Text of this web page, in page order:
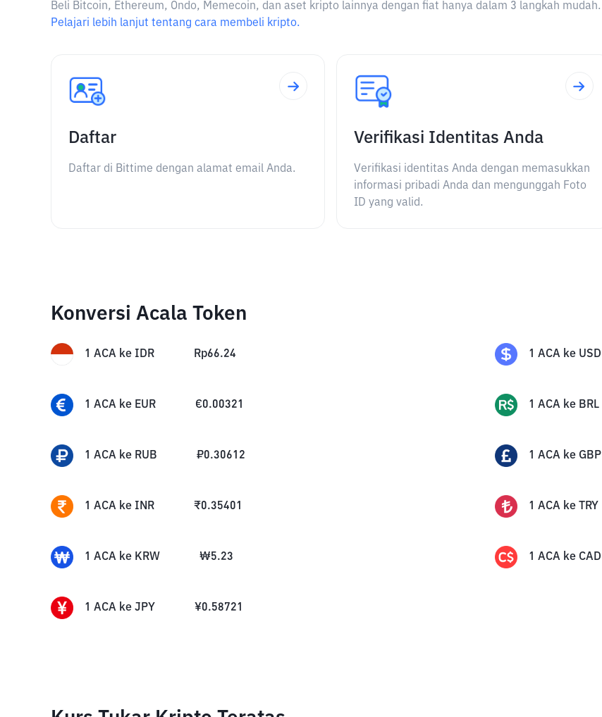
Beli Bitcoin, Ethereum, Ondo, Memecoin, dan aset kripto lainnya dengan fiat hanya dalam 3 langkah mudah.
Pelajari lebih lanjut tentang cara membeli kripto.
Daftar
Daftar di Bittime dengan alamat email Anda.
Verifikasi Identitas Anda
Verifikasi identitas Anda dengan memasukkan
informasi pribadi Anda dan mengunggah Foto
ID yang valid.
Konversi Acala Token
1 ACA ke IDR Rp66.24 1 ACA ke USD
1 ACA ke EUR €0.00321 1 ACA ke BRL
1 ACA ke RUB ₽0.30612 1 ACA ke GBP
1 ACA ke INR ₹0.35401 1 ACA ke TRY
1 ACA ke KRW ₩5.23 1 ACA ke CAD
1 ACA ke JPY ¥0.58721